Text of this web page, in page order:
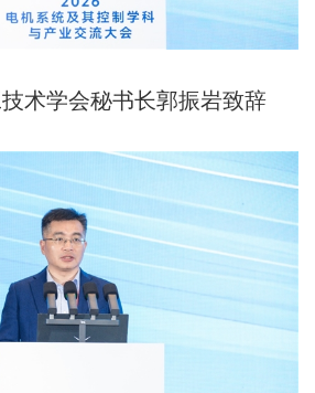
学会秘书长郭振岩致辞